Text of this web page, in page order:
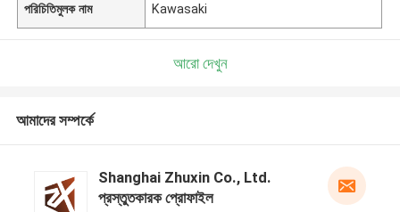
পরিচিতিমুলক নাম Kawasaki
আরো দেখুন
আমাদের সম্পর্কে
Shanghai Zhuxin Co., Ltd.
প্রস্তুতকারক প্রোফাইল